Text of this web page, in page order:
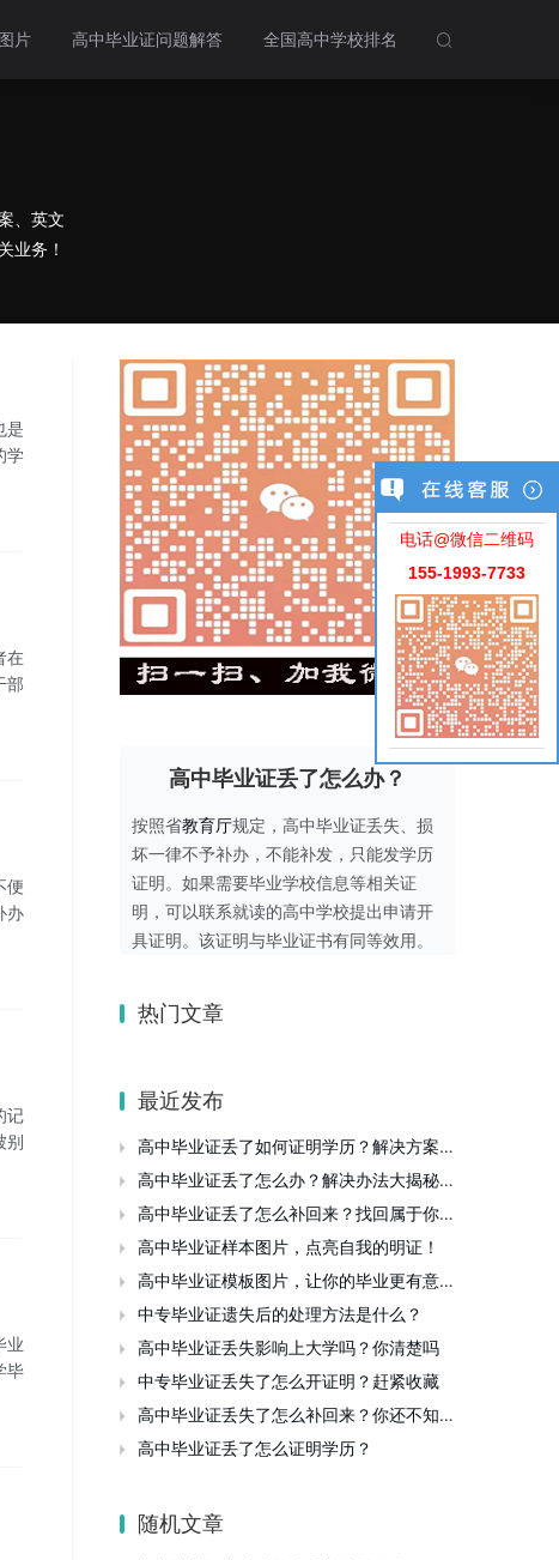

片 高中毕业证问题解答 全国高中学校排名
电话@微信二维码
155-1993-7733
、英文
业务！
是
学
在
部
便
办
记
别
业
毕
高中毕业证丢了怎么办？
按照省教育厅规定，高中毕业证丢失、损
坏一律不予补办，不能补发，只能发学历
证明。如果需要毕业学校信息等相关证
明，可以联系就读的高中学校提出申请开
具证明。该证明与毕业证书有同等效用。
热门文章
最近发布
 高中毕业证丢了如何证明学历？解决方案大公开！
 高中毕业证丢了怎么办？解决办法大揭秘！
 高中毕业证丢了怎么补回来？找回属于你的那份证明
 高中毕业证样本图片，点亮自我的明证！
 高中毕业证模板图片，让你的毕业更有意义！
 中专毕业证遗失后的处理方法是什么？
 高中毕业证丢失影响上大学吗？你清楚吗
 中专毕业证丢失了怎么开证明？赶紧收藏
 高中毕业证丢失了怎么补回来？你还不知道吧
 高中毕业证丢了怎么证明学历？
随机文章